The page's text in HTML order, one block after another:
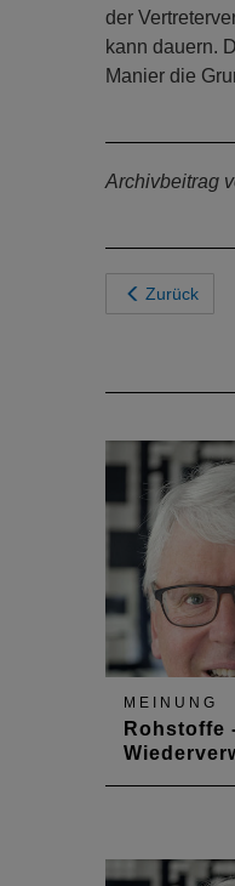
der
kann dauern.
Manier die
Archivbeitrag
Zurück
MEINUNG
Rohstoffe